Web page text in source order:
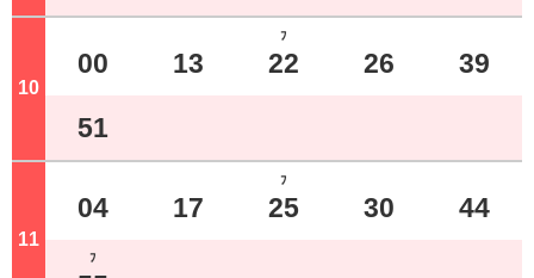
10
00 13
ﾌ
22 26 39
51
11
04 17
ﾌ
25 30 44
ﾌ